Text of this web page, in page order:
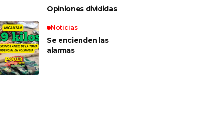
Opiniones divididas
Noticias
Se encienden las
alarmas